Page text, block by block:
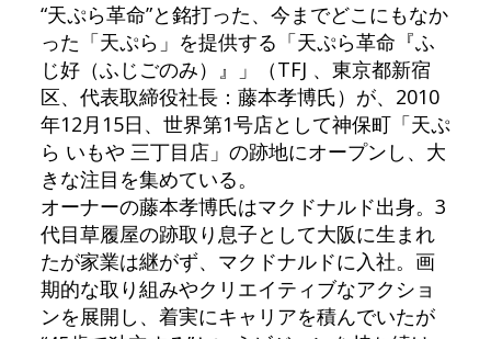
“天ぷら革命”と銘打った、今までどこにもなか
った「天ぷら」を提供する「天ぷら革命『ふ
じ好（ふじごのみ）』」（TFJ 、東京都新宿
区、代表取締役社長：藤本孝博氏）が、2010
年12月15日、世界第1号店として神保町「天ぷ
ら いもや 三丁目店」の跡地にオープンし、大
きな注目を集めている。
オーナーの藤本孝博氏はマクドナルド出身。3
代目草履屋の跡取り息子として大阪に生まれ
たが家業は継がず、マクドナルドに入社。画
期的な取り組みやクリエイティブなアクショ
ンを展開し、着実にキャリアを積んでいたが